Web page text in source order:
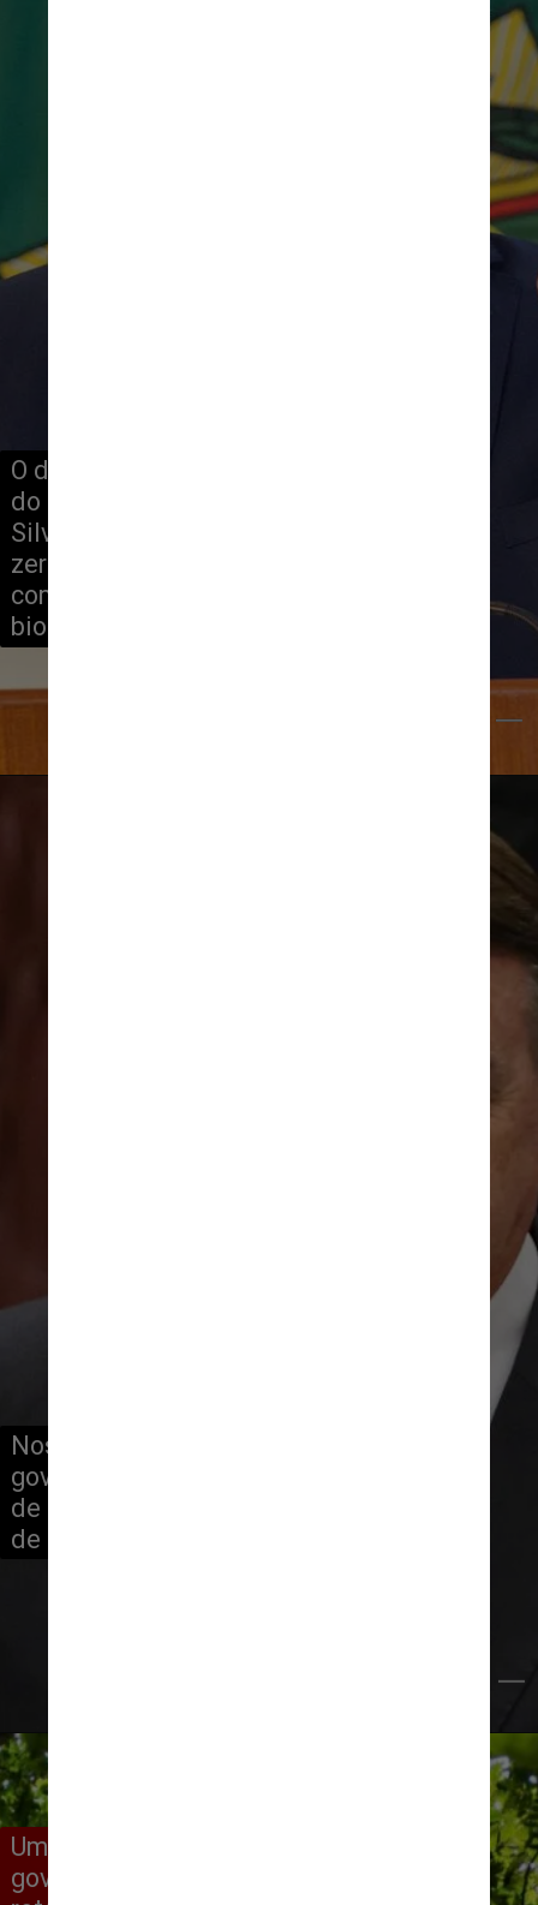
O dado de março é o terceiro mensal
do Deter no governo Luiz Inácio Lula da
Silva (PT), que disse ter como meta
zerar o desmatamento na Amazônia e
combater focos de devastação do
bioma, como o garimpo ilegal
Nos quatro anos anteriores, o
governo Jair Bolsonaro (PL) foi alvo
de críticas por enfraquecer os órgãos
de combate aos crimes ambientais
Uma das expectativas do novo
governo para aumentar a proteção é a